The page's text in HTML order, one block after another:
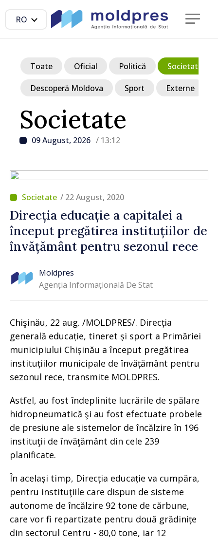
RO
Societate
09 August, 2026 / 13:12
Toate Oficial Politică Societate
Descoperă Moldova Sport Externe
/ 22 August, 2020
Direcția educație a capitalei a
început pregătirea instituțiilor de
învățământ pentru sezonul rece
Moldpres
Agenția Informațională De Stat
Chişinău, 22 aug. /MOLDPRES/. Direcția
generală educație, tineret și sport a Primăriei
municipiului Chișinău a început pregătirea
instituțiilor municipale de învățământ pentru
sezonul rece, transmite MOLDPRES.
Astfel, au fost îndeplinite lucrările de spălare
hidropneumatică şi au fost efectuate probele
de presiune ale sistemelor de încălzire în 196
instituţii de învăţământ din cele 239
planificate.
În același timp, Direcția educație va cumpăra,
pentru instituţiile care dispun de sisteme
autonome de încălzire 92 tone de cărbune,
care vor fi repartizate pentru două grădinițe
din sectorul Centru - 80,0 tone, iar 12